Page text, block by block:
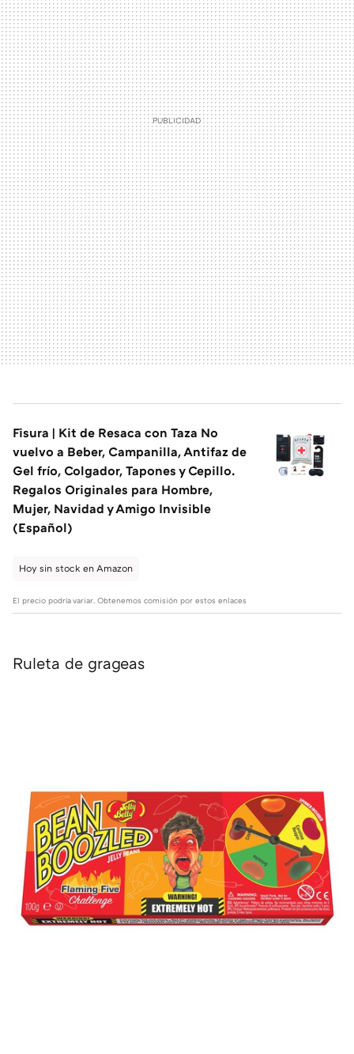
Fisura | Kit de Resaca con Taza No
vuelvo a Beber, Campanilla, Antifaz de
Gel frío, Colgador, Tapones y Cepillo.
Regalos Originales para Hombre,
Mujer, Navidad y Amigo Invisible
(Español)
Hoy sin stock en Amazon
El precio podría variar. Obtenemos comisión por estos enlaces
Ruleta de grageas